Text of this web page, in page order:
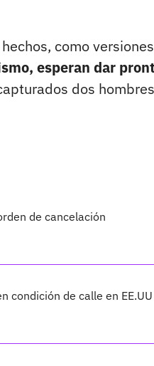
como
esperan dar
dos
de cancelación
condición de calle en EE.UU